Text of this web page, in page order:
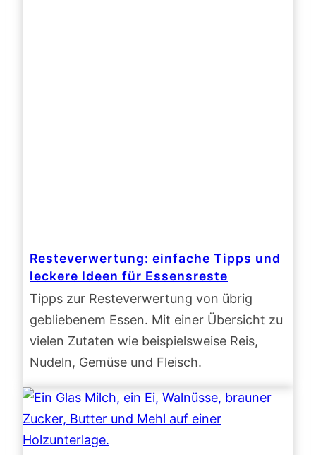
Resteverwertung: einfache Tipps und
leckere Ideen für Essensreste
Tipps zur Resteverwertung von übrig
gebliebenem Essen. Mit einer Übersicht zu
vielen Zutaten wie beispielsweise Reis,
Nudeln, Gemüse und Fleisch.